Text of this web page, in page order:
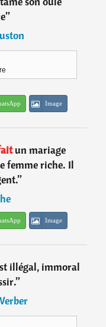
”
Image
un mariage
femme riche. Il
”
Image
illégal, immoral
”